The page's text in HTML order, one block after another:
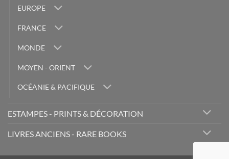
EUROPE
FRANCE
MONDE
MOYEN - ORIENT
OCÉANIE & PACIFIQUE
ESTAMPES - PRINTS & DÉCORATION
LIVRES ANCIENS - RARE BOOKS